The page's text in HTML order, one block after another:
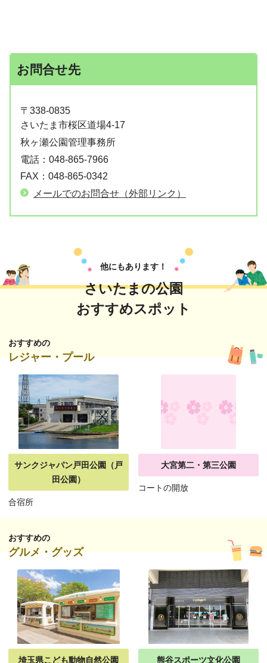
お問合せ先
〒338-0835
さいたま市桜区道場4-17
秋ヶ瀬公園管理事務所
電話： 048-865-7966
FAX： 048-865-0342
メールでのお問合せ（外部リンク）
他にもあります！
さいたまの公園
おすすめスポット
おすすめの
レジャー・プール
サンクジャパン戸田公園（戸
田公園）
合宿所
大宮第二・第三公園
コートの開放
おすすめの
グルメ・グッズ
埼玉県こども動物自然公園 熊谷スポーツ文化公園